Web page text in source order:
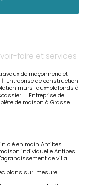
faire et services
de maçonnerie et
| Entreprise de construction
murs faux-plafonds à
| Entreprise de
de maison à Grasse
clé en main Antibes
individuelle Antibes
de villa
plans sur-mesure